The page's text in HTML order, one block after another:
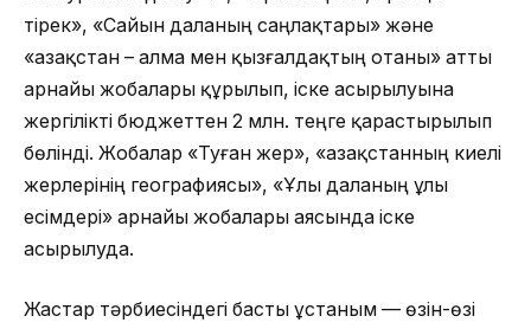
тірек», «Сайын даланың саңлақтары» және
«Қазақстан – алма мен қызғалдақтың отаны» атты
арнайы жобалары құрылып, іске асырылуына
жергілікті бюджеттен 2 млн. теңге қарастырылып
бөлінді. Жобалар «Туған жер», «Қазақстанның киелі
жерлерінің географиясы», «Ұлы даланың ұлы
есімдері» арнайы жобалары аясында іске
асырылуда.
Жастар тәрбиесіндегі басты ұстаным — өзін-өзі